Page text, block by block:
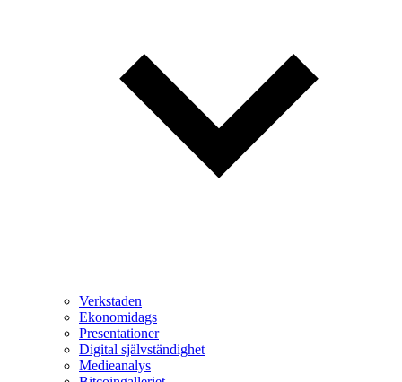
Verkstaden
Ekonomidags
Presentationer
Digital självständighet
Medieanalys